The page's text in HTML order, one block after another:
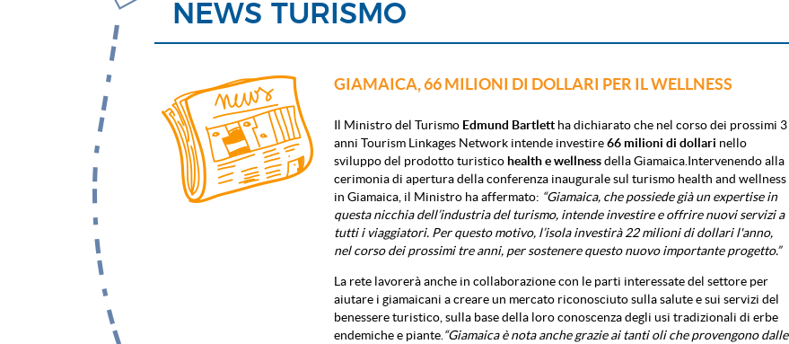
NEWS TURISMO
GIAMAICA, 66 MILIONI DI DOLLARI PER IL WELLNESS
Il Ministro del Turismo Edmund Bartlett ha dichiarato che nel corso dei prossimi 3
anni Tourism Linkages Network intende investire66 milioni di dollari nello
sviluppo del prodotto turistico health e wellnessdella Giamaica.Intervenendo alla
cerimonia di apertura della conferenza inaugurale sul turismo health and wellness
in Giamaica, il Ministro ha affermato: “Giamaica, che possiede già un expertise in
questa nicchia dell’industria del turismo, intende investire e offrire nuovi servizi a
tutti i viaggiatori. Per questo motivo, l’isola investirà 22 milioni di dollari l'anno,
nel corso dei prossimi tre anni, per sostenere questo nuovo importante progetto.”
La rete lavorerà anche in collaborazione con le parti interessate del settore per
aiutare i giamaicani a creare un mercato riconosciuto sulla salute e sui servizi del
benessere turistico, sulla base della loro conoscenza degli usi tradizionali di erbe
endemiche e piante. “Giamaica è nota anche grazie ai tanti oli che provengono dalle